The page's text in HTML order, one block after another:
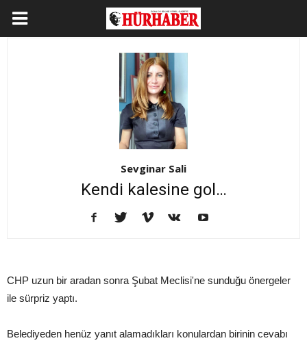
Sevginar Sali
Kendi kalesine gol…
CHP uzun bir aradan sonra Şubat Meclisi'ne sunduğu önergeler
ile sürpriz yaptı.
Belediyeden henüz yanıt alamadıkları konulardan birinin cevabı